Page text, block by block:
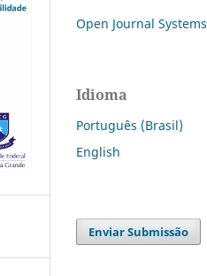
Open Journal Systems
Idioma
Português (Brasil)
English
Enviar Submissão